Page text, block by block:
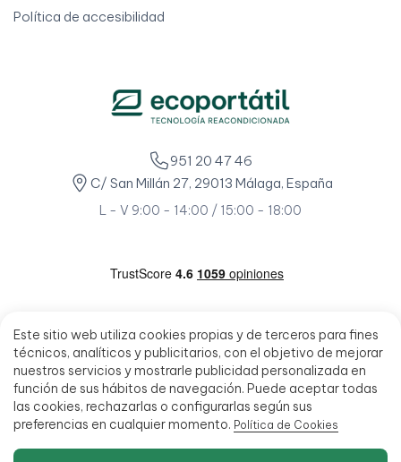
Este sitio web utiliza cookies propias y de terceros para fines
técnicos, analíticos y publicitarios, con el objetivo de mejorar
nuestros servicios y mostrarle publicidad personalizada en
función de sus hábitos de navegación. Puede aceptar todas
las cookies, rechazarlas o configurarlas según sus
preferencias en cualquier momento. Política de Cookies
Política de accesibilidad
951 20 47 46
C/ San Millán 27, 29013 Málaga, España
L - V 9:00 - 14:00 / 15:00 - 18:00